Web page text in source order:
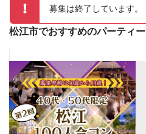
募集は終了しています。
松江市でおすすめのパーティー